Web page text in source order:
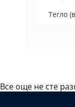
Тегло
Все още не сте